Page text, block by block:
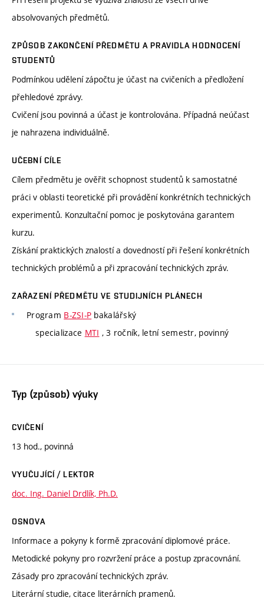
absolvovaných předmětů.
ZPŮSOB ZAKONČENÍ PŘEDMĚTU A PRAVIDLA HODNOCENÍ
STUDENTŮ
Podmínkou udělení zápočtu je účast na cvičeních a předložení
přehledové zprávy.
Cvičení jsou povinná a účast je kontrolována. Případná neúčast
je nahrazena individuálně.
UČEBNÍ CÍLE
Cílem předmětu je ověřit schopnost studentů k samostatné
práci v oblasti teoretické při provádění konkrétních technických
experimentů. Konzultační pomoc je poskytována garantem
kurzu.
Získání praktických znalostí a dovedností při řešení konkrétních
technických problémů a při zpracování technických zpráv.
ZAŘAZENÍ PŘEDMĚTU VE STUDIJNÍCH PLÁNECH
Program B-ZSI-P bakalářský
specializace MTI , 3 ročník, letní semestr, povinný
Typ (způsob) výuky
CVIČENÍ
13 hod., povinná
VYUČUJÍCÍ / LEKTOR
doc. Ing. Daniel Drdlík, Ph.D.
OSNOVA
Informace a pokyny k formě zpracování diplomové práce.
Metodické pokyny pro rozvržení práce a postup zpracovnání.
Zásady pro zpracování technických zpráv.
Literární studie, citace literárních pramenů.